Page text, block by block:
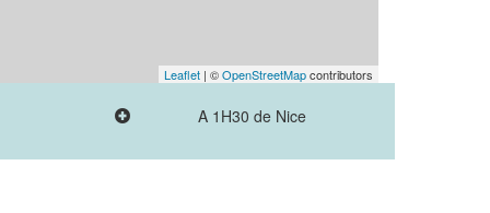
Leaflet | ©OpenStreetMapcontributors
A 1H30 de Nice